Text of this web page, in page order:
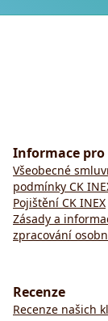
Informace
Všeobecné
podmínky CK
Pojištění CK INEX
Zásady a
zpracování
Recenze
Recenze našich